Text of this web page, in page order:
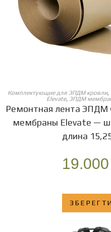
ОБЕРІТЬ
Комплектующие для ЭПДМ кровли,
Elevate, ЭПДМ
Ремонтная лента ЭПДМ
мембраны Elevate —
длина
19.000
ЗБЕРЕГТИ